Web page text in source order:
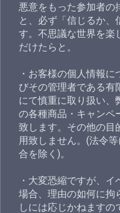
悪意をもった参加者の
と、必ず「信じるか
す。不思議な世界を楽
だけたらと。
・お客様の個人情報
びその管理者である有
にて慎重に取り扱い、
の各種商品・キャンペ
致します。その他の目
用致しません。(法令
合を除く)。
・大変恐縮ですが、
場合、理由の如何に拘
しには応じかねますの